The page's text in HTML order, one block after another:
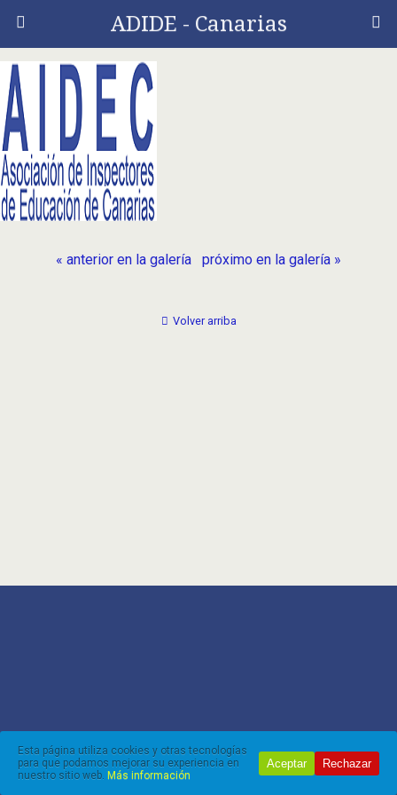
ADIDE - Canarias
« anterior en la galería próximo en la galería »
Esta página utiliza cookies y otras tecnologías
para que podamos mejorar su experiencia en
nuestro sitio web. Más información
Aceptar Rechazar
Volver arriba